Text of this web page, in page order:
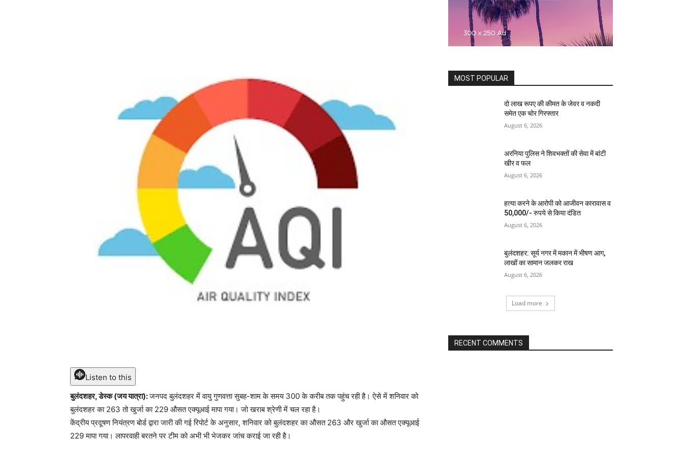
Listen to this
बुलंदशहर, डेस्क (जय यात्रा):जनपद बुलंदशहर में वायु गुणवत्ता सुबह-शाम के समय 300 के करीब तक पहुंच रही है। ऐसे में शनिवार को
बुलंदशहर का 263 तो खुर्जा का 229 औसत एक्यूआई मापा गया। जो खराब श्रेणी में चल रहा है।
केंद्रीय प्रदूषण नियंत्रण बोर्ड द्वारा जारी की गई रिपोर्ट के अनुसार, शनिवार को बुलंदशहर का औसत 263 और खुर्जा का औसत एक्यूआई
229 मापा गया। लापरवाही बरतने पर टीम को अभी भी भेजकर जांच कराई जा रही है।
MOST POPULAR
दो लाख रूपए की कीमत के जेवर व नकदी
समेत एक चोर गिरफ्तार
August 6, 2026
अरनिया पुलिस ने शिवभक्तों की सेवा में बांटी
खीर व फल
August 6, 2026
हत्या करने के आरोपी को आजीवन कारावास व
50,000/- रुपये से किया दंडित
August 6, 2026
बुलंदशहर: सूर्य नगर में मकान में भीषण आग,
लाखों का सामान जलकर राख
August 6, 2026
Load more
RECENT COMMENTS